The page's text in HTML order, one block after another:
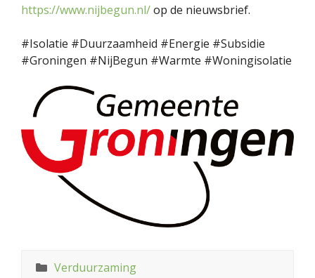
https://www.nijbegun.nl/op de nieuwsbrief.
#Isolatie #Duurzaamheid #Energie #Subsidie
#Groningen #NijBegun #Warmte #Woningisolatie
Categorieën
Verduurzaming